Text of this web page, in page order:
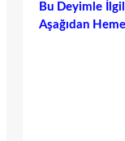
Bu Deyimle
Aşağıdan